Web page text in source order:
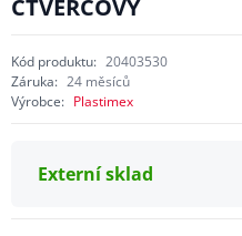
ČTVERCOVÝ
Kód produktu: 20403530
Záruka: 24 měsíců
Výrobce: Plastimex
Externí sklad